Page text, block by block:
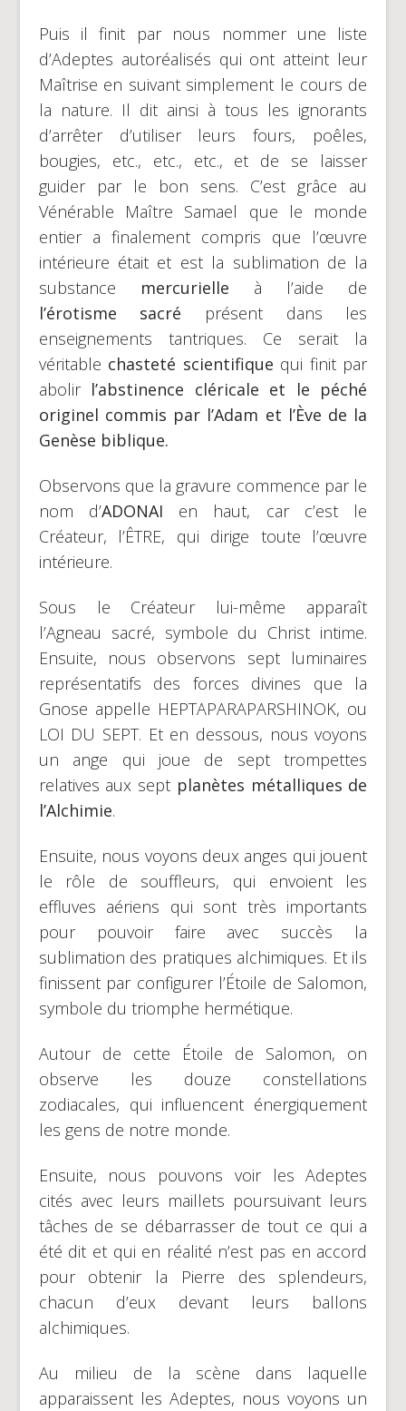
Puis il finit par nous nommer une liste
d’Adeptes autoréalisés qui ont atteint leur
Maîtrise en suivant simplement le cours de
la nature. Il dit ainsi à tous les ignorants
d’arrêter d’utiliser leurs fours, poêles,
bougies, etc., etc., etc., et de se laisser
guider par le bon sens. C’est grâce au
Vénérable Maître Samael que le monde
entier a finalement compris que l’œuvre
intérieure était et est la sublimation de la
substance mercurielle à l’aide de
l’érotisme sacré présent dans les
enseignements tantriques. Ce serait la
véritable chasteté scientifique qui finit par
abolir l’abstinence cléricale et le péché
originel commis par l’Adam et l’Ève de la
Genèse biblique.
Observons que la gravure commence par le
nom d’ADONAI en haut, car c’est le
Créateur, l’ÊTRE, qui dirige toute l’œuvre
intérieure.
Sous le Créateur lui-même apparaît
l’Agneau sacré, symbole du Christ intime.
Ensuite, nous observons sept luminaires
représentatifs des forces divines que la
Gnose appelle HEPTAPARAPARSHINOK, ou
LOI DU SEPT. Et en dessous, nous voyons
un ange qui joue de sept trompettes
relatives aux sept planètes métalliques de
l’Alchimie.
Ensuite, nous voyons deux anges qui jouent
le rôle de souffleurs, qui envoient les
effluves aériens qui sont très importants
pour pouvoir faire avec succès la
sublimation des pratiques alchimiques. Et ils
finissent par configurer l’Étoile de Salomon,
symbole du triomphe hermétique.
Autour de cette Étoile de Salomon, on
observe les douze constellations
zodiacales, qui influencent énergiquement
les gens de notre monde.
Ensuite, nous pouvons voir les Adeptes
cités avec leurs maillets poursuivant leurs
tâches de se débarrasser de tout ce qui a
été dit et qui en réalité n’est pas en accord
pour obtenir la Pierre des splendeurs,
chacun d’eux devant leurs ballons
alchimiques.
Au milieu de la scène dans laquelle
apparaissent les Adeptes, nous voyons un